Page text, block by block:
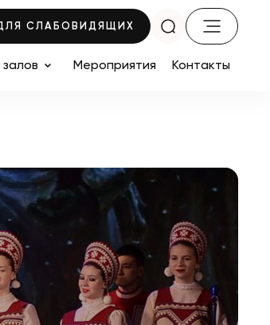
СЛАБОВИДЯЩИХ
Мероприятия Контакты